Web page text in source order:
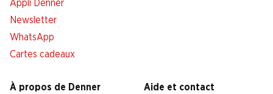
Appli Denner
Newsletter
WhatsApp
Cartes cadeaux
À propos de Denner
Aide et contact